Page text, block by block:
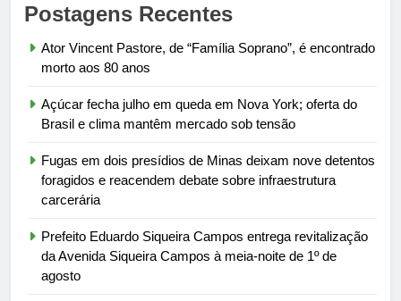
Postagens Recentes
Ator Vincent Pastore, de “Família Soprano”, é encontrado
morto aos 80 anos
Açúcar fecha julho em queda em Nova York; oferta do
Brasil e clima mantêm mercado sob tensão
Fugas em dois presídios de Minas deixam nove detentos
foragidos e reacendem debate sobre infraestrutura
carcerária
Prefeito Eduardo Siqueira Campos entrega revitalização
da Avenida Siqueira Campos à meia-noite de 1º de
agosto